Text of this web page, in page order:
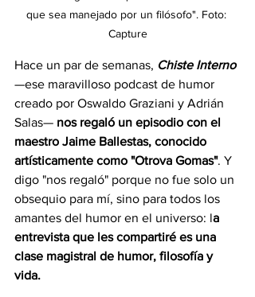
que sea manejado por un filósofo". Foto:
Capture
Hace un par de semanas, Chiste Interno
—ese maravilloso podcast de humor
creado por Oswaldo Graziani y Adrián
Salas— nos regaló un episodio con el
maestro Jaime Ballestas, conocido
artísticamente como "Otrova Gomas". Y
digo "nos regaló" porque no fue solo un
obsequio para mí, sino para todos los
amantes del humor en el universo: la
entrevista que les compartiré es una
clase magistral de humor, filosofía y
vida.